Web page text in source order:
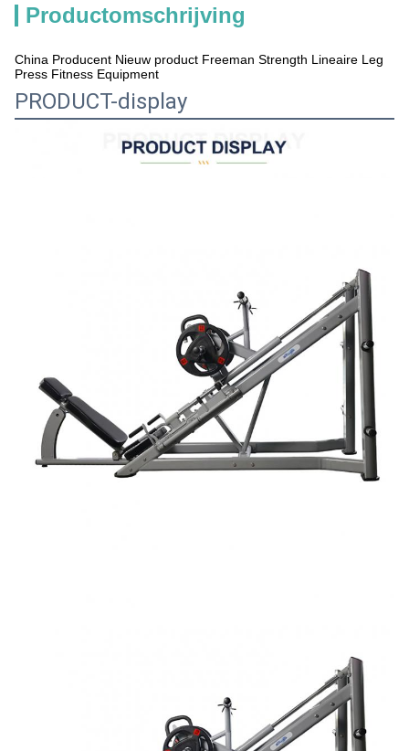
Productomschrijving
China Producent Nieuw product Freeman Strength Lineaire Leg
Press Fitness Equipment
PRODUCT-display